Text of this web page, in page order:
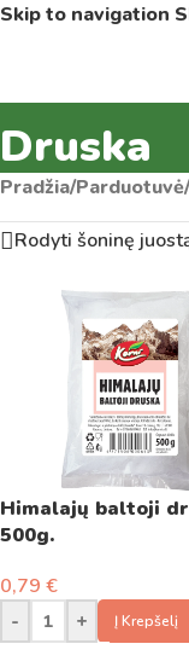
Skip to navigation
Druska
Pradžia/Parduotuvė/
Rodyti šoninę
Himalajų baltoji
500g.
0,79 €
-
+ Į Krepšelį